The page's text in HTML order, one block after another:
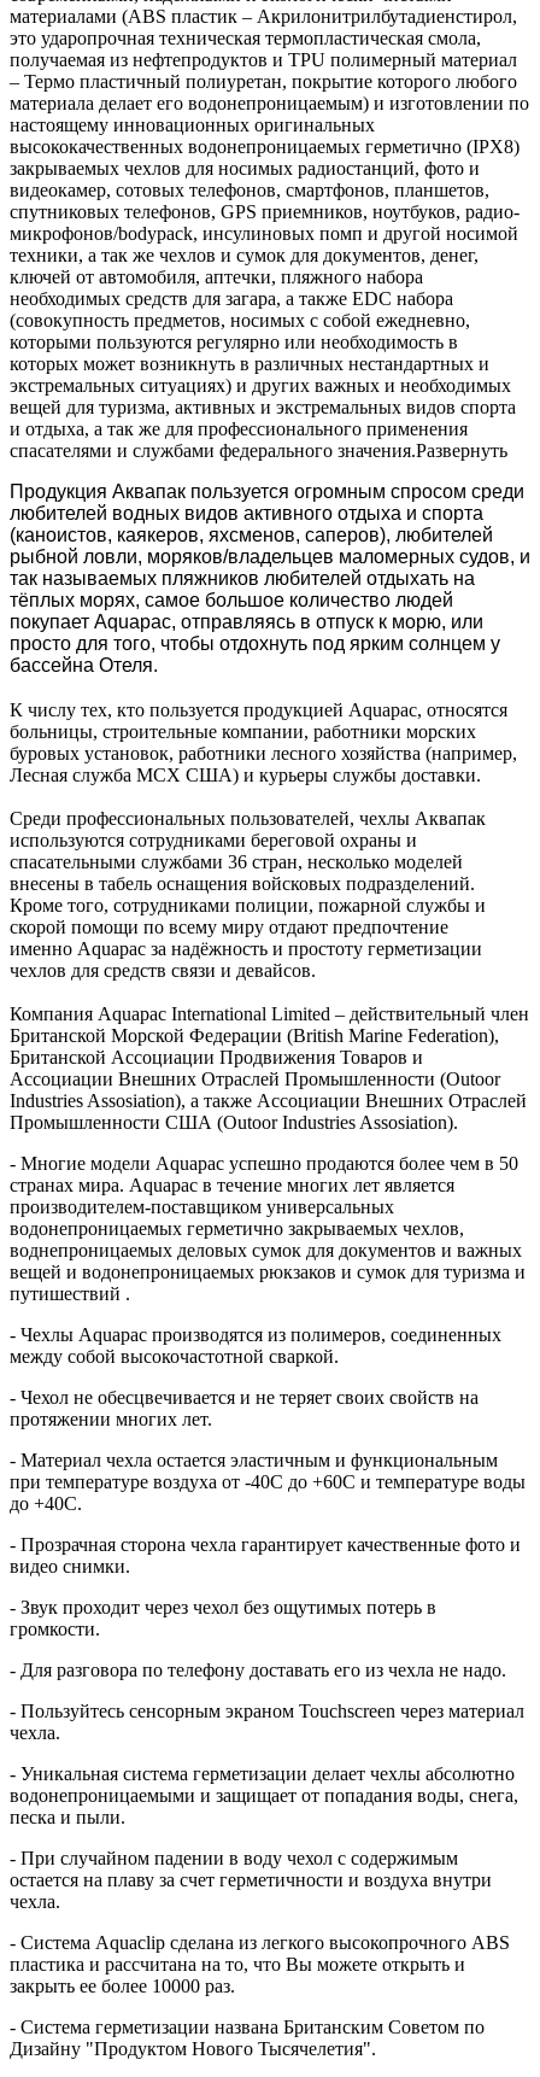
материалами (ABS пластик – Акрилонитрилбутадиенстирол,
это ударопрочная техническая термопластическая смола,
получаемая из нефтепродуктов и TPU полимерный материал
– Термо пластичный полиуретан, покрытие которого любого
материала делает его водонепроницаемым) и изготовлении по
настоящему инновационных оригинальных
высококачественных водонепроницаемых герметично (IPX8)
закрываемых чехлов для носимых радиостанций, фото и
видеокамер, сотовых телефонов, смартфонов, планшетов,
спутниковых телефонов, GPS приемников, ноутбуков, радио-
микрофонов/bodypack, инсулиновых помп и другой носимой
техники, а так же чехлов и сумок для документов, денег,
ключей от автомобиля, аптечки, пляжного набора
необходимых средств для загара, а также EDC набора
(совокупность предметов, носимых с собой ежедневно,
которыми пользуются регулярно или необходимость в
которых может возникнуть в различных нестандартных и
экстремальных ситуациях) и других важных и необходимых
вещей для туризма, активных и экстремальных видов спорта
и отдыха, а так же для профессионального применения
спасателями и службами федерального значения.Развернуть
Продукция Аквапак пользуется огромным спросом среди
любителей водных видов активного отдыха и спорта
(каноистов, каякеров, яхсменов, саперов), любителей
рыбной ловли, моряков/владельцев маломерных судов, и
так называемых пляжников любителей отдыхать на
тёплых морях, самое большое количество людей
покупает Aquapac, отправляясь в отпуск к морю, или
просто для того, чтобы отдохнуть под ярким солнцем у
бассейна Отеля.
К числу тех, кто пользуется продукцией Aquapac, относятся
больницы, строительные компании, работники морских
буровых установок, работники лесного хозяйства (например,
Лесная служба МСХ США) и курьеры службы доставки.
Среди профессиональных пользователей, чехлы Аквапак
используются сотрудниками береговой охраны и
спасательными службами 36 стран, несколько моделей
внесены в табель оснащения войсковых подразделений.
Кроме того, сотрудниками полиции, пожарной службы и
скорой помощи по всему миру отдают предпочтение
именно Aquapac за надёжность и простоту герметизации
чехлов для средств связи и девайсов.
Компания Aquapac International Limited – действительный член
Британской Морской Федерации (British Marine Federation),
Британской Ассоциации Продвижения Товаров и
Ассоциации Внешних Отраслей Промышленности (Outoor
Industries Assosiation), а также Ассоциации Внешних Отраслей
Промышленности США (Outoor Industries Assosiation).
- Многие модели Aquapac успешно продаются более чем в 50
странах мира. Aquapac в течение многих лет является
производителем-поставщиком универсальных
водонепроницаемых герметично закрываемых чехлов,
воднепроницаемых деловых сумок для документов и важных
вещей и водонепроницаемых рюкзаков и сумок для туризма и
путишествий .
- Чехлы Aquapac производятся из полимеров, соединенных
между собой высокочастотной сваркой.
- Чехол не обесцвечивается и не теряет своих свойств на
протяжении многих лет.
- Материал чехла остается эластичным и функциональным
при температуре воздуха от -40C до +60C и температуре воды
до +40C.
- Прозрачная сторона чехла гарантирует качественные фото и
видео снимки.
- Звук проходит через чехол без ощутимых потерь в
громкости.
- Для разговора по телефону доставать его из чехла не надо.
- Пользуйтесь сенсорным экраном Touchscreen через материал
чехла.
- Уникальная система герметизации делает чехлы абсолютно
водонепроницаемыми и защищает от попадания воды, снега,
песка и пыли.
- При случайном падении в воду чехол с содержимым
остается на плаву за счет герметичности и воздуха внутри
чехла.
- Система Aquaclip сделана из легкого высокопрочного ABS
пластика и рассчитана на то, что Вы можете открыть и
закрыть ее более 10000 раз.
- Система герметизации названа Британским Советом по
Дизайну "Продуктом Нового Тысячелетия".